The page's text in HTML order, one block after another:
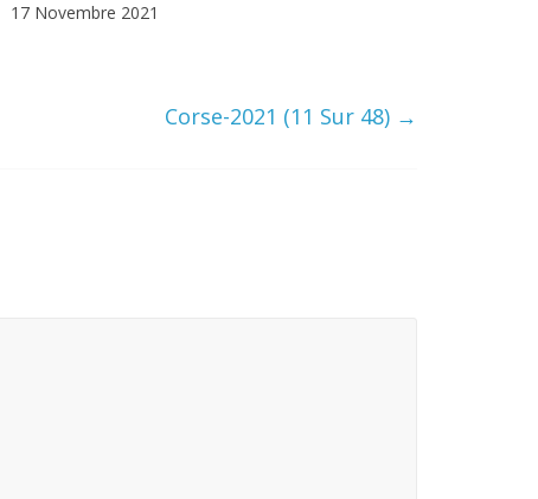
17 Novembre 2021
Corse-2021 (11 Sur 48) →